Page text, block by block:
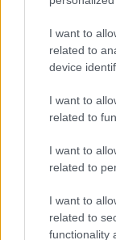
I want to
related to
device
I want to
related to
I want to
related to
I want to
related to
functionality
7 dolog,